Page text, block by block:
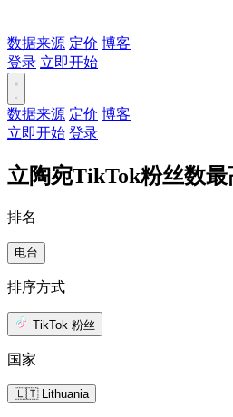
数据来源 定价 博客
登录 立即开始
数据来源 定价 博客
立即开始 登录
立陶宛TikTok粉丝数最
排名
电台
排序方式
TikTok 粉丝
国家
🇱🇹 Lithuania